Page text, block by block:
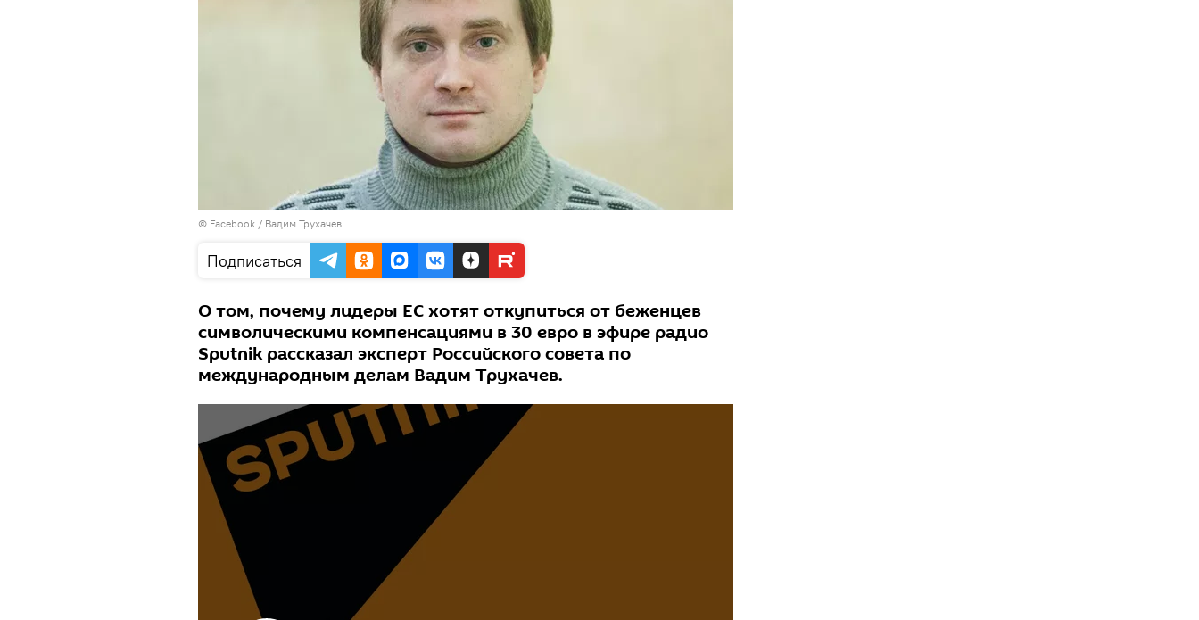
© Facebook / Вадим Трухачев
Подписаться
О том, почему лидеры ЕС хотят откупиться от беженцев
символическими компенсациями в 30 евро в эфире радио
Sputnik рассказал эксперт Российского совета по
международным делам Вадим Трухачев.